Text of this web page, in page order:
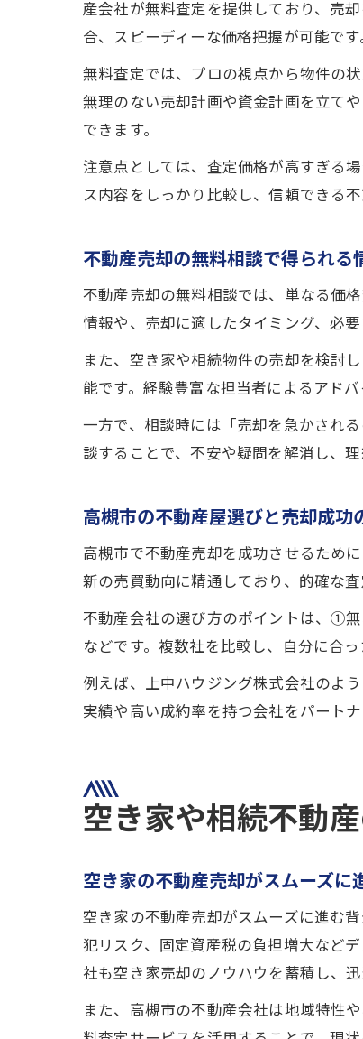
産会社が無料査定を提供しており、売
合、スピーディーな価格把握が可能です
無料査定では、プロの視点から物件の
無理のない売却計画や資金計画を立て
できます。
注意点としては、査定価格が高すぎる
ス内容をしっかり比較し、信頼できる
不動産売却の無料相談で得られる
不動産売却の無料相談では、単なる価
情報や、売却に適したタイミング、必
また、空き家や相続物件の売却を検討
能です。経験豊富な担当者によるアド
一方で、相談時には「売却を急かされ
談することで、不安や疑問を解消し、
高槻市の不動産屋選びと売却成功
高槻市で不動産売却を成功させるため
新の売買動向に精通しており、的確な
不動産会社の選び方のポイントは、①
などです。複数社を比較し、自分に合
例えば、上中ハウジング株式会社のよ
実績や高い成約率を持つ会社をパート
空き家や相続不動
空き家の不動産売却がスムーズに
空き家の不動産売却がスムーズに進む
犯リスク、固定資産税の負担増大など
社も空き家売却のノウハウを蓄積し、
また、高槻市の不動産会社は地域特性